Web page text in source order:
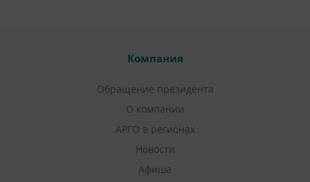
Компания
Обращение президента
О компании
АРГО в регионах
Новости
Афиша